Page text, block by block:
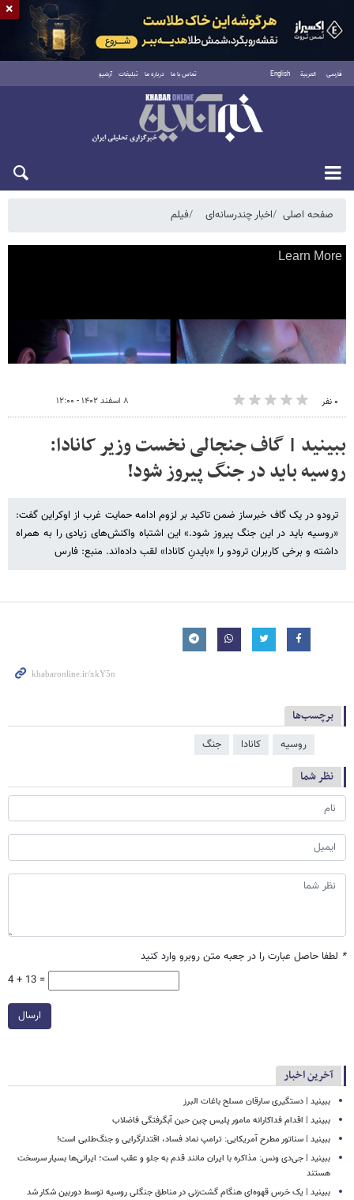
فارسی العربية English تماس با ما درباره ما تبلیغات آرشیو
پنجشنبه ۱۵ مرداد ۱۴۰۵
صفحه اصلی اخبار چندرسانه‌ای فیلم
۰ نفر ۸ اسفند ۱۴۰۲ - ۱۲:۰۰
ببینید | گاف جنجالی نخست وزیر کانادا:
روسیه باید در جنگ پیروز شود!
ترودو در یک گاف خبرساز ضمن تاکید بر لزوم ادامه حمایت غرب از اوکراین گفت:
«روسیه باید در این جنگ پیروز شود.» این اشتباه واکنش‌های زیادی را به همراه
داشته و برخی کاربران ترودو را «بایدنِ کانادا» لقب داده‌اند. منبع: فارس
برچسب‌ها
روسیه کانادا جنگ
نظر شما
* لطفا حاصل عبارت را در جعبه متن روبرو وارد کنید
4 + 13 =
ارسال
آخرین اخبار
ببینید | دستگیری سارقان مسلح باغات البرز
ببینید | اقدام فداکارانه مامور پلیس چین حین آبگرفتگی فاضلاب
ببینید | سناتور مطرح آمریکایی: ترامپ نماد فساد، اقتدارگرایی و جنگ‌طلبی است!
ببینید | جی‌دی ونس: مذاکره با ایران مانند قدم به جلو و عقب است؛ ایرانی‌ها بسیار سرسخت
هستند
ببینید | یک خرس قهوه‌ای هنگام گشت‌زنی در مناطق جنگلی روسیه توسط دوربین شکار شد
×